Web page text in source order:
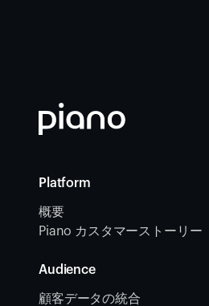
Platform
概要
Piano カスタマーストーリー
Audience
顧客データの統合